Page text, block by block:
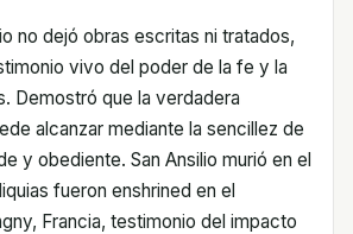
no dejó obras escritas ni tratados,
vivo del poder de la fe y la
Demostró que la verdadera
alcanzar mediante la sencillez de
y obediente. San Ansilio murió en el
fueron enshrined en el
Francia, testimonio del impacto